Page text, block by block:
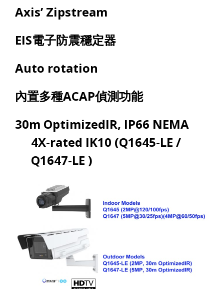
Axis’ Zipstream
EIS電子防震穩定器
Auto rotation
內置多種ACAP偵測功能
30m OptimizedIR, IP66 NEMA
4X-rated IK10 (Q1645-LE /
Q1647-LE )